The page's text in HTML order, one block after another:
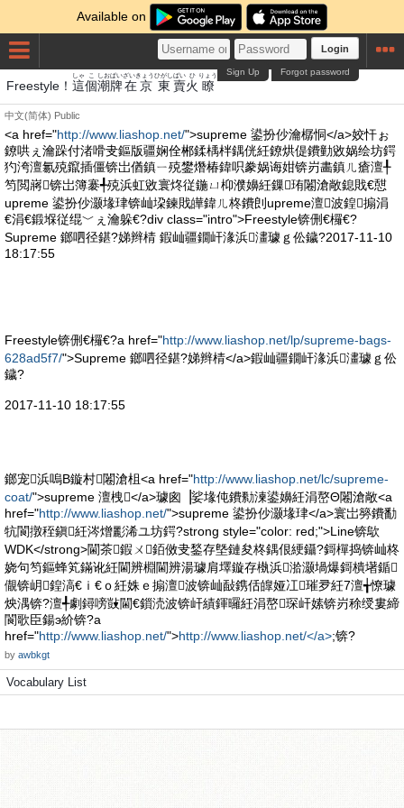
Available on
Login
Forgot password
Sign Up
Freestyle！ 這
しゃ
個
こ
潮
しお
牌
ぱい
在京
ざいきょう
東
ひがし
賣
ばい
火
ひ
瞭
りょう
中文(简体) Public
<a href="http://www.liashop.net/">supreme 鍙扮仯瀹樼恫</a>姣忓ぉ
鐐哄ぇ瀹跺付渚嗗叏鏂版疆娴佺郴鍒楀柈鍝侊紝鐐烘偍鐨勭敓娲绘坊鍔
犳洿澶氱殑鑹插僵锛岀偤鎮ㄧ殑鐢熸椿鍏呮豢娲诲姏锛岃畵鎮ㄦ瘡澶╀
笉閲嶈锛岀簿褰╃殑浜虹敓寰炵従鍦ㄩ枊濮嬶紝鏁珛闂滄敞鎴戝€憇
upreme 鍙扮仯灏堟珒锛屾垜鍊戝皣鍏ㄦ柊鐨剆upreme澶波鍠搧涓
€涓€鍛堢従绲﹀ぇ瀹躲€?div class="intro">Freestyle锛侀€欏€?
Supreme 鎯呬径鍖?娣辫棈 鍜屾疆鐗屽湪浜澅璩ｇ伀鐬?2017-11-10
18:17:55
Freestyle锛侀€欏€?a href="http://www.liashop.net/lp/supreme-bags-
628ad5f7/">Supreme 鎯呬径鍖?娣辫棈</a>鍜屾疆鐗屽湪浜澅璩ｇ伀
鐬?
2017-11-10 18:17:55
鎯宠浜嗚В鏇村闂滄柤<a href="http://www.liashop.net/lc/supreme-
coat/">supreme 澶栧</a>璩囪▕娑堟伅鐨勬湅鍙嬶紝涓嶅Θ闂滄敞<a
href="http://www.liashop.net/">supreme 鍙扮仯灏堟珒</a>寰岀簩鐨勫
牨閬撴秷鎭紝涔熷彲浠ユ坊鍔?strong style="color: red;">Line锛歍
WDK</strong>閫茶鍜ㄨ銆傚叏鍫存墍鏈夋柊鍝佷綆鑷?鎶樿捣锛屾柊
娆句笉鏂蜂笂鏋讹紝閫辨棩閫辨湯璩肩墿鏇存槸浜湁灏堝爆鎶樻墸鍎
儬锛岄鍠滈€ｉ€ｏ紝姝ｅ搧澶波锛屾敮鎸佸皥娅冮璀夛紝7澶╅憭璩
炴湡锛?澶╃劇鐞嗙敱閫€鎻涜波锛屽績鍕曪紝涓嶅琛屽嫊锛岃稌绶婁締
閬歌臣鍚э紒锛?a
href="http://www.liashop.net/">http://www.liashop.net/</a>;锛?
by awbkgt
Vocabulary List